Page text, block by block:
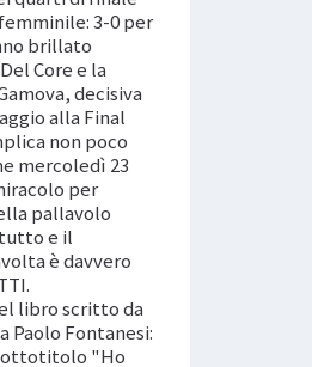
3-0 per
brillato
Core e la
decisiva
alla Final
non poco
mercoledì 23
per
pallavolo
e il
è davvero
libro scritto da
Paolo Fontanesi:
"Ho